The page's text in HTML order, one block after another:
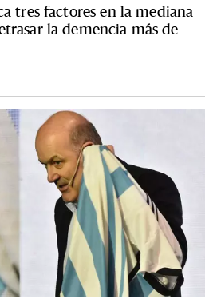
tres factores en la mediana
la demencia más de